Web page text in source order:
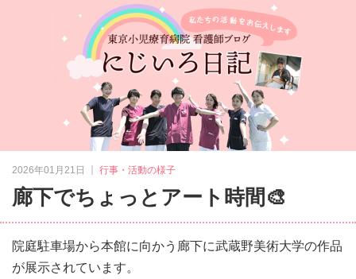
2026年01月21日 行事・活動の様子
廊下でちょっとアート時間🎨
院庭駐車場から本館に向かう廊下に武蔵野美術大学の作品
が展示されています。